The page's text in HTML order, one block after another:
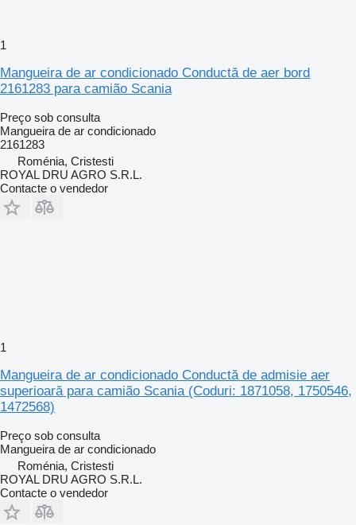
1
Mangueira de ar condicionado Conductă de aer bord
2161283 para camião Scania
Preço sob consulta
Mangueira de ar condicionado
2161283
Roménia, Cristesti
ROYAL DRU AGRO S.R.L.
Contacte o vendedor
1
Mangueira de ar condicionado Conductă de admisie aer
superioară para camião Scania (Coduri: 1871058, 1750546,
1472568)
Preço sob consulta
Mangueira de ar condicionado
Roménia, Cristesti
ROYAL DRU AGRO S.R.L.
Contacte o vendedor